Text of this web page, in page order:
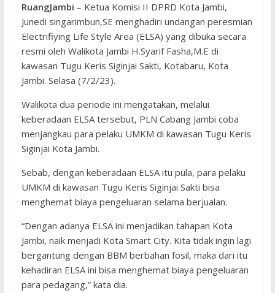
RuangJambi – Ketua Komisi II DPRD Kota Jambi,
Junedi singarimbun,SE menghadiri undangan peresmian
Electrifiying Life Style Area (ELSA) yang dibuka secara
resmi oleh Walikota Jambi H.Syarif Fasha,M.E di
kawasan Tugu Keris Siginjai Sakti, Kotabaru, Kota
Jambi. Selasa (7/2/23).
Walikota dua periode ini mengatakan, melalui
keberadaan ELSA tersebut, PLN Cabang Jambi coba
menjangkau para pelaku UMKM di kawasan Tugu Keris
Siginjai Kota Jambi.
Sebab, dengan keberadaan ELSA itu pula, para pelaku
UMKM di kawasan Tugu Keris Siginjai Sakti bisa
menghemat biaya pengeluaran selama berjualan.
“Dengan adanya ELSA ini menjadikan tahapan Kota
Jambi, naik menjadi Kota Smart City. Kita tidak ingin lagi
bergantung dengan BBM berbahan fosil, maka dari itu
kehadiran ELSA ini bisa menghemat biaya pengeluaran
para pedagang,” kata dia.